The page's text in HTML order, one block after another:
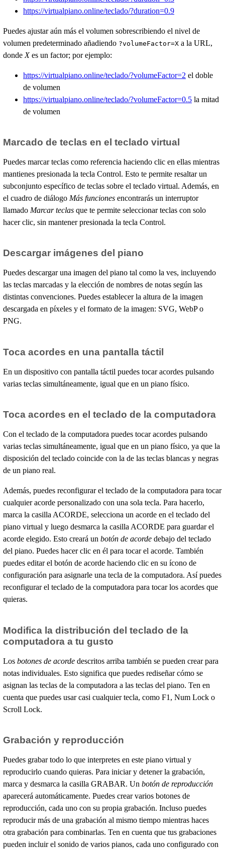
https://virtualpiano.online/teclado/?duration=0.9
Puedes ajustar aún más el volumen sobrescribiendo el nivel de
volumen predeterminado añadiendo ?volumeFactor=X a la URL,
donde Xes un factor; por ejemplo:
https://virtualpiano.online/teclado/?volumeFactor=2 el doble
de volumen
https://virtualpiano.online/teclado/?volumeFactor=0.5 la mitad
de volumen
Marcado de teclas en el teclado virtual
Puedes marcar teclas como referencia haciendo clic en ellas mientras
mantienes presionada la tecla Control. Esto te permite resaltar un
subconjunto específico de teclas sobre el teclado virtual. Además, en
el cuadro de diálogo Más funciones encontrarás un interruptor
llamado Marcar teclas que te permite seleccionar teclas con solo
hacer clic, sin mantener presionada la tecla Control.
Descargar imágenes del piano
Puedes descargar una imagen del piano tal como la ves, incluyendo
las teclas marcadas y la elección de nombres de notas según las
distintas convenciones. Puedes establecer la altura de la imagen
descargada en píxeles y el formato de la imagen: SVG, WebP o
PNG.
Toca acordes en una pantalla táctil
En un dispositivo con pantalla táctil puedes tocar acordes pulsando
varias teclas simultáneamente, igual que en un piano físico.
Toca acordes en el teclado de la computadora
Con el teclado de la computadora puedes tocar acordes pulsando
varias teclas simultáneamente, igual que en un piano físico, ya que la
disposición del teclado coincide con la de las teclas blancas y negras
de un piano real.
Además, puedes reconfigurar el teclado de la computadora para tocar
cualquier acorde personalizado con una sola tecla. Para hacerlo,
marca la casilla ACORDE, selecciona un acorde en el teclado del
piano virtual y luego desmarca la casilla ACORDE para guardar el
acorde elegido. Esto creará un botón de acorde debajo del teclado
del piano. Puedes hacer clic en él para tocar el acorde. También
puedes editar el botón de acorde haciendo clic en su ícono de
configuración para asignarle una tecla de la computadora. Así puedes
reconfigurar el teclado de la computadora para tocar los acordes que
quieras.
Modifica la distribución del teclado de la
computadora a tu gusto
Los botones de acorde descritos arriba también se pueden crear para
notas individuales. Esto significa que puedes rediseñar cómo se
asignan las teclas de la computadora a las teclas del piano. Ten en
cuenta que puedes usar casi cualquier tecla, como F1, Num Lock o
Scroll Lock.
Grabación y reproducción
Puedes grabar todo lo que interpretes en este piano virtual y
reproducirlo cuando quieras. Para iniciar y detener la grabación,
marca y desmarca la casilla GRABAR. Un botón de reproducción
aparecerá automáticamente. Puedes crear varios botones de
reproducción, cada uno con su propia grabación. Incluso puedes
reproducir más de una grabación al mismo tiempo mientras haces
otra grabación para combinarlas. Ten en cuenta que tus grabaciones
pueden incluir el sonido de varios pianos, cada uno configurado con